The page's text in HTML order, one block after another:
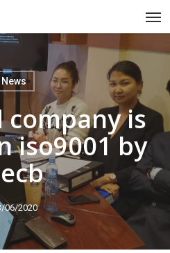
News
company is
iso9001 by
06/2020